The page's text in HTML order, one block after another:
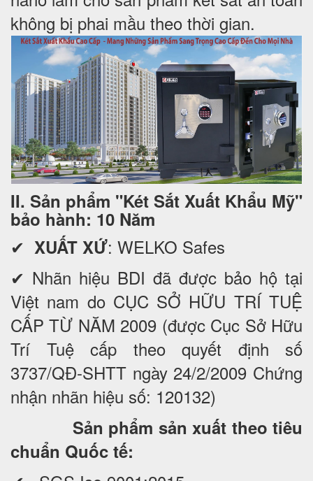
không bị phai mầu theo thời gian.
II. Sản phẩm "Két Sắt Xuất Khẩu Mỹ"
bảo hành: 10 Năm
✔ XUẤT XỨ: WELKO Safes
✔ Nhãn hiệu BDI đã được bảo hộ tại
Việt nam do CỤC SỞ HỮU TRÍ TUỆ
CẤP TỪ NĂM 2009 (được Cục Sở Hữu
Trí Tuệ cấp theo quyết định số
3737/QĐ-SHTT ngày 24/2/2009 Chứng
nhận nhãn hiệu số: 120132)
Sản phẩm sản xuất theo tiêu
chuẩn Quốc tế: